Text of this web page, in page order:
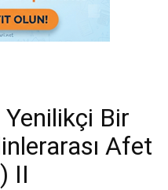
Bir
Afet
II